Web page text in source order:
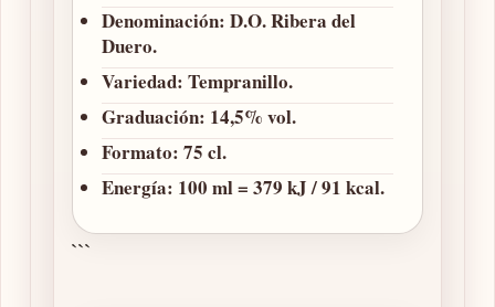
Denominación: D.O. Ribera del
Duero.
Variedad: Tempranillo.
Graduación: 14,5% vol.
Formato: 75 cl.
Energía: 100 ml = 379 kJ / 91 kcal.
```